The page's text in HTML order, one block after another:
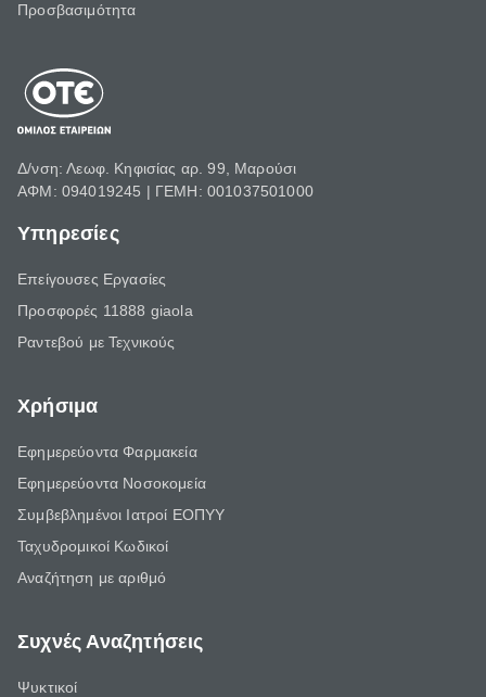
Προσβασιμότητα
Δ/νση: Λεωφ. Κηφισίας αρ. 99, Μαρούσι
ΑΦΜ: 094019245 | ΓΕΜΗ: 001037501000
Υπηρεσίες
Επείγουσες Εργασίες
Προσφορές 11888 giaola
Ραντεβού με Τεχνικούς
Χρήσιμα
Εφημερεύοντα Φαρμακεία
Εφημερεύοντα Νοσοκομεία
Συμβεβλημένοι Ιατροί ΕΟΠΥΥ
Ταχυδρομικοί Κωδικοί
Αναζήτηση με αριθμό
Συχνές Αναζητήσεις
Ψυκτικοί